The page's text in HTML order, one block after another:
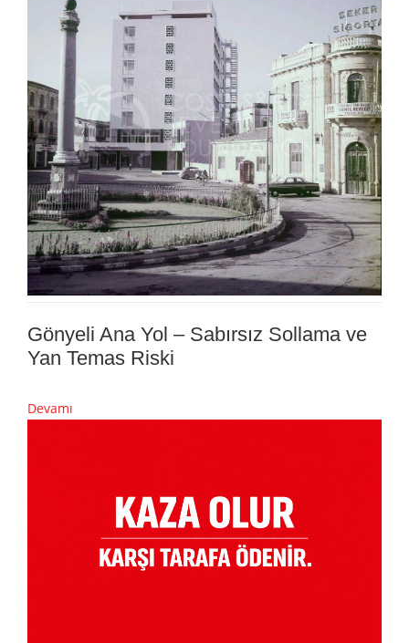
Gönyeli Ana Yol – Sabırsız Sollama ve
Yan Temas Riski
Devamı